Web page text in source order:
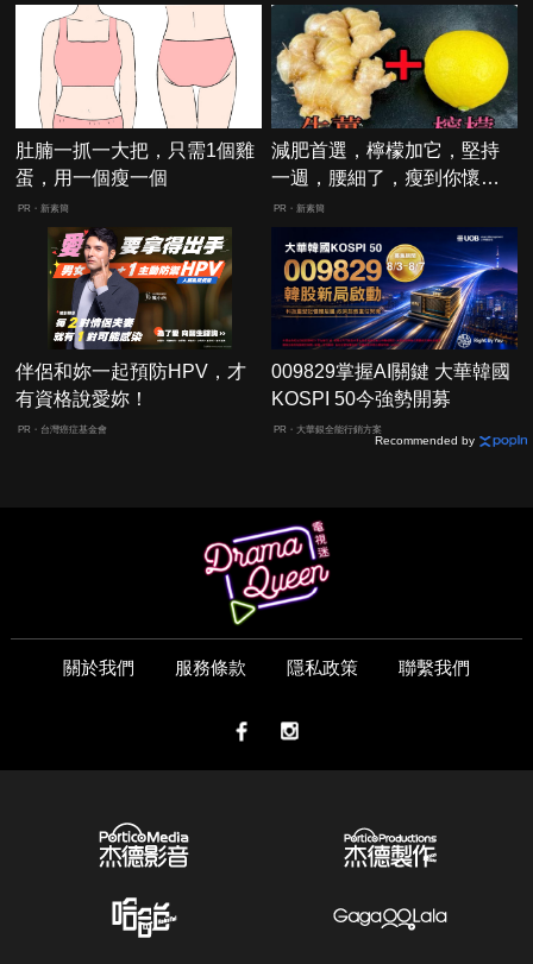
肚腩一抓一大把，只需1個雞
蛋，用一個瘦一個
PR・新素簡
減肥首選，檸檬加它，堅持
一週，腰細了，瘦到你懷疑
人生
PR・新素簡
伴侶和妳一起預防HPV，才
有資格說愛妳！
PR・台灣癌症基金會
009829掌握AI關鍵 大華韓國
KOSPI 50今強勢開募
PR・大華銀全能行銷方案
Recommended by
關於我們 服務條款 隱私政策 聯繫我們